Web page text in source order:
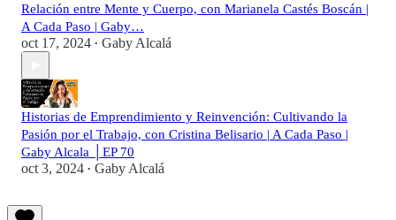
Relación entre Mente y Cuerpo, con Marianela Castés Boscán |
A Cada Paso | Gaby…
oct 17, 2024 • Gaby Alcalá
Historias de Emprendimiento y Reinvención: Cultivando la
Pasión por el Trabajo, con Cristina Belisario | A Cada Paso |
Gaby Alcala │EP 70
oct 3, 2024 • Gaby Alcalá